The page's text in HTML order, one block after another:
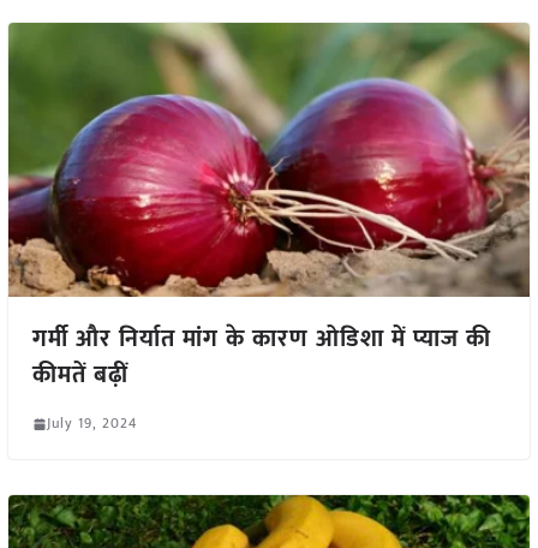
गर्मी और निर्यात मांग के कारण ओडिशा में प्याज की
कीमतें बढ़ीं
July 19, 2024